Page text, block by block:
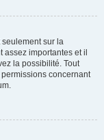
sur la
importantes et il
la possibilité. Tout
concernant